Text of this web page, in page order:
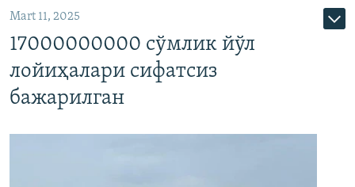
Mart 11, 2025
17000000000 сўмлик йўл
лойиҳалари сифатсиз
бажарилган